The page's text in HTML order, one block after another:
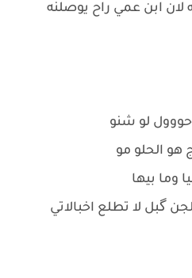
ابن عمي راح يوصلنه
لو شنو
هو الحلو مو
وما بيها
گبل لا تطلع اخبالاتي